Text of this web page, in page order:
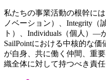
私たちの事業活動の根幹に
ノベーション）、Integrity（
ト）、Individuals（個人）—
SailPointにおける中核的な
が自身、共に働く仲間、重
織全体に対して持つべき責任